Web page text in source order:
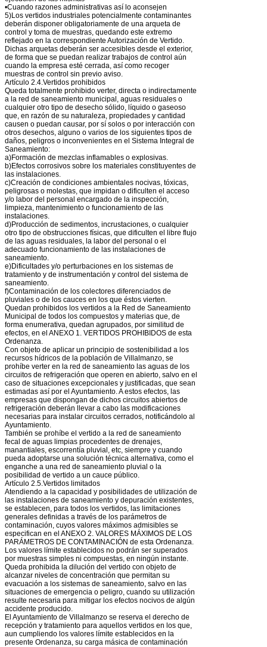
•Cuando razones administrativas así lo aconsejen
5)Los vertidos industriales potencialmente contaminantes
deberán disponer obligatoriamente de una arqueta de
control y toma de muestras, quedando este extremo
reflejado en la correspondiente Autorización de Vertido.
Dichas arquetas deberán ser accesibles desde el exterior,
de forma que se puedan realizar trabajos de control aún
cuando la empresa esté cerrada, así como recoger
muestras de control sin previo aviso.
Artículo 2.4.Vertidos prohibidos
Queda totalmente prohibido verter, directa o indirectamente
a la red de saneamiento municipal, aguas residuales o
cualquier otro tipo de desecho sólido, líquido o gaseoso
que, en razón de su naturaleza, propiedades y cantidad
causen o puedan causar, por sí solos o por interacción con
otros desechos, alguno o varios de los siguientes tipos de
daños, peligros o inconvenientes en el Sistema Integral de
Saneamiento:
a)Formación de mezclas inflamables o explosivas.
b)Efectos corrosivos sobre los materiales constituyentes de
las instalaciones.
c)Creación de condiciones ambientales nocivas, tóxicas,
peligrosas o molestas, que impidan o dificulten el acceso
y/o labor del personal encargado de la inspección,
limpieza, mantenimiento o funcionamiento de las
instalaciones.
d)Producción de sedimentos, incrustaciones, o cualquier
otro tipo de obstrucciones físicas, que dificulten el libre flujo
de las aguas residuales, la labor del personal o el
adecuado funcionamiento de las instalaciones de
saneamiento.
e)Dificultades y/o perturbaciones en los sistemas de
tratamiento y de instrumentación y control del sistema de
saneamiento.
f)Contaminación de los colectores diferenciados de
pluviales o de los cauces en los que éstos vierten.
Quedan prohibidos los vertidos a la Red de Saneamiento
Municipal de todos los compuestos y materias que, de
forma enumerativa, quedan agrupados, por similitud de
efectos, en el ANEXO 1. VERTIDOS PROHIBIDOS de esta
Ordenanza.
Con objeto de aplicar un principio de sostenibilidad a los
recursos hídricos de la población de Villalmanzo, se
prohíbe verter en la red de saneamiento las aguas de los
circuitos de refrigeración que operen en abierto, salvo en el
caso de situaciones excepcionales y justificadas, que sean
estimadas así por el Ayuntamiento. A estos efectos, las
empresas que dispongan de dichos circuitos abiertos de
refrigeración deberán llevar a cabo las modificaciones
necesarias para instalar circuitos cerrados, notificándolo al
Ayuntamiento.
También se prohíbe el vertido a la red de saneamiento
fecal de aguas limpias procedentes de drenajes,
manantiales, escorrentía pluvial, etc, siempre y cuando
pueda adoptarse una solución técnica alternativa, como el
enganche a una red de saneamiento pluvial o la
posibilidad de vertido a un cauce público.
Artículo 2.5.Vertidos limitados
Atendiendo a la capacidad y posibilidades de utilización de
las instalaciones de saneamiento y depuración existentes,
se establecen, para todos los vertidos, las limitaciones
generales definidas a través de los parámetros de
contaminación, cuyos valores máximos admisibles se
especifican en el ANEXO 2. VALORES MÁXIMOS DE LOS
PARÁMETROS DE CONTAMINACIÓN de esta Ordenanza.
Los valores límite establecidos no podrán ser superados
por muestras simples ni compuestas, en ningún instante.
Queda prohibida la dilución del vertido con objeto de
alcanzar niveles de concentración que permitan su
evacuación a los sistemas de saneamiento, salvo en las
situaciones de emergencia o peligro, cuando su utilización
resulte necesaria para mitigar los efectos nocivos de algún
accidente producido.
El Ayuntamiento de Villalmanzo se reserva el derecho de
recepción y tratamiento para aquellos vertidos en los que,
aun cumpliendo los valores límite establecidos en la
presente Ordenanza, su carga másica de contaminación